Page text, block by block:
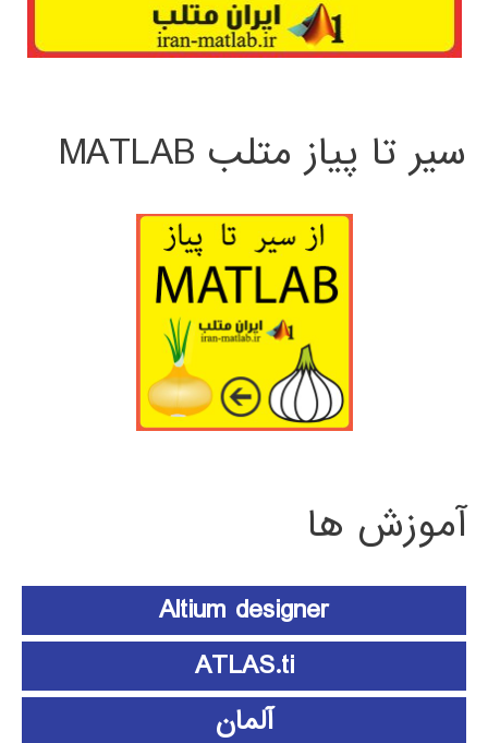
سیر تا پیاز متلب MATLAB
آموزش ها
Altium designer
ATLAS.ti
آلمان